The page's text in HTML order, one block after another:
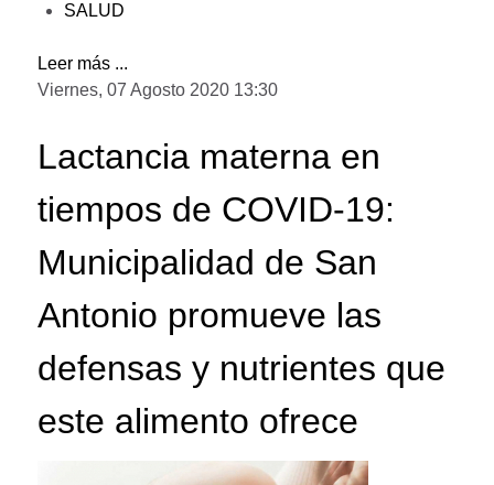
SALUD
Leer más ...
Viernes, 07 Agosto 2020 13:30
Lactancia materna en
tiempos de COVID-19:
Municipalidad de San
Antonio promueve las
defensas y nutrientes que
este alimento ofrece